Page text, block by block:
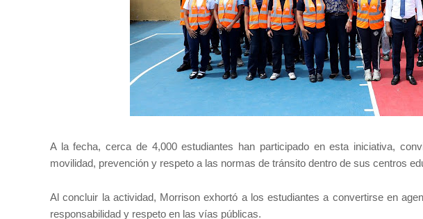
A la fecha, cerca de 4,000 estudiantes han participado en esta iniciativa,
movilidad, prevención y respeto a las normas de tránsito dentro de sus centros
Al concluir la actividad, Morrison exhortó a los estudiantes a convertirse en
responsabilidad y respeto en las vías públicas.